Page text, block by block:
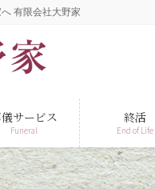
有限会社大野家
サービス
Funeral
終活
End of Life